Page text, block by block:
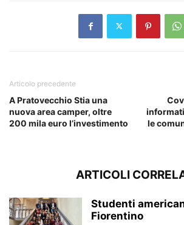
Articolo precedente
A Pratovecchio Stia una
nuova area camper, oltre
200 mila euro l’investimento
le
ARTICOLI
Studenti
Fiorentino